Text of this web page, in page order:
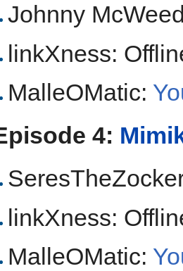
Johnny
linkXness:
MalleOMatic:
4:
linkXness:
MalleOMatic: